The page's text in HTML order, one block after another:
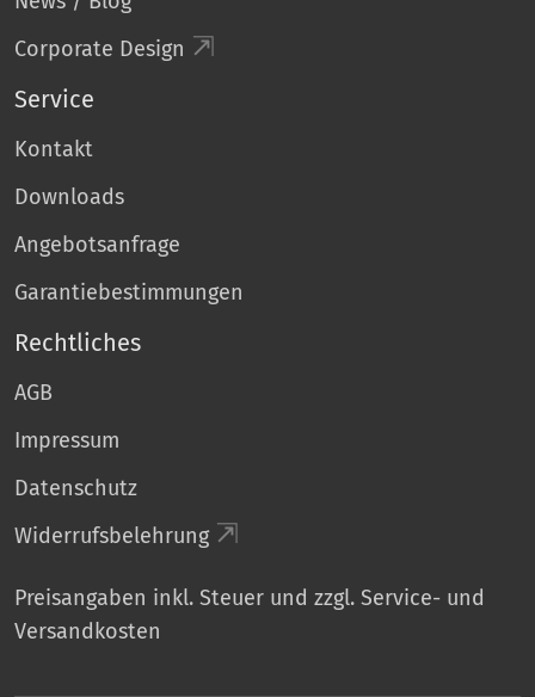
Corporate Design
Service
Kontakt
Downloads
Angebotsanfrage
Garantiebestimmungen
Rechtliches
AGB
Impressum
Datenschutz
Widerrufsbelehrung
Preisangaben inkl. Steuer und zzgl. Service- und
Versandkosten